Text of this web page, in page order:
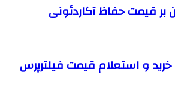
بر قیمت حفاظ آکاردئونی
و استعلام قیمت فیلترپرس